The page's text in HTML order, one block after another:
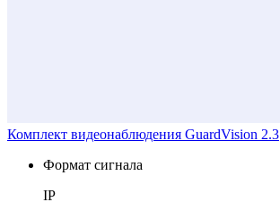
Комплект видеонаблюдения GuardVision 2.3
Формат сигнала
IP